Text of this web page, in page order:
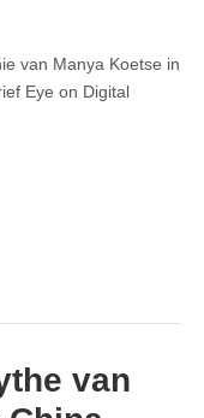
van Manya Koetse in
Eye on Digital
van